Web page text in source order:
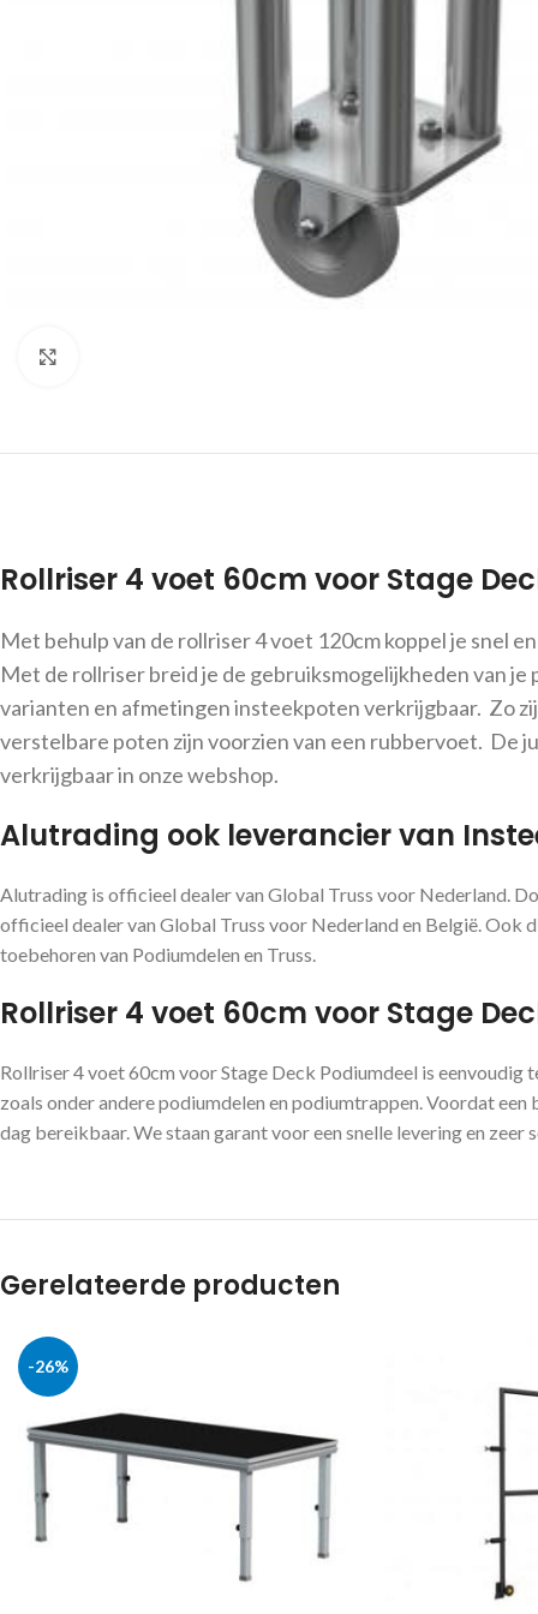
Rollriser 4 voet 60cm voor Stage
Met behulp van de rollriser 4 voet 120cm koppel je snel
Met de rollriser breid je de gebruiksmogelijkheden van
varianten en afmetingen insteekpoten verkrijgbaar. Zo
verstelbare poten zijn voorzien van een rubbervoet. De
verkrijgbaar in onze webshop.
Alutrading ook leverancier van
Alutrading is officieel dealer van Global Truss voor Nederland.
officieel dealer van Global Truss voor Nederland en België. Ook
toebehoren van Podiumdelen en Truss.
Rollriser 4 voet 60cm voor Stage
Rollriser 4 voet 60cm voor Stage Deck Podiumdeel is eenvoudig
zoals onder andere podiumdelen en podiumtrappen. Voordat
dag bereikbaar. We staan garant voor een snelle levering en zeer
Gerelateerde producten
-26%